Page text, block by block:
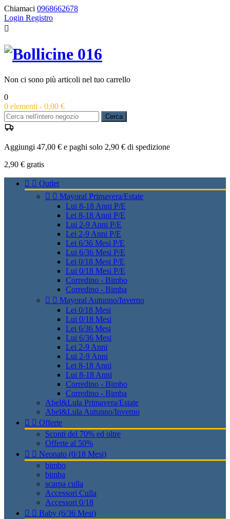
Chiamaci 0968662678
Login Registro

Non ci sono più articoli nel tuo carrello
0
0 elementi - 0,00 €
Cerca
Aggiungi 47,00 € e paghi solo 2,90 € di spedizione
2,90 € gratis
  Outlet
  Mayoral Primavera/Estate
Lui 8-18 Anni P/E
Lei 8-18 Anni P/E
Lui 2-9 Anni P/E
Lei 2-9 Anni P/E
Lei 6/36 Mesi P/E
Lui 6/36 Mesi P/E
Lei 0/18 Mesi P/E
Lui 0/18 Mesi P/E
Corredino - Bimbo
Corredino - Bimba
  Mayoral Autunno/Inverno
Lei 0/18 Mesi
Lui 0/18 Mesi
Lei 6/36 Mesi
Lui 6/36 Mesi
Lei 2-9 Anni
Lui 2-9 Anni
Lei 8-18 Anni
Lui 8-18 Anni
Corredino - Bimbo
Corredino - Bimba
Abel&Lula Primavera/Estate
Abel&Lula Autunno/Inverno
  Offerte
Sconti del 70% ed oltre
Offerte al 50%
  Neonato (0/18 Mesi)
bimbo
bimba
scarpa culla
Accessori Culla
Accessori 0/18
  Baby (6/36 Mesi)